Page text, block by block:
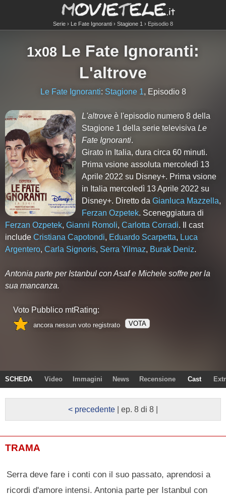
Serie Le Fate Ignoranti Stagione 1 Episodio 8
1x08 Le Fate Ignoranti:
L'altrove
Le Fate Ignoranti: Stagione 1, Episodio 8
L'altrove è l'episodio numero8 della
Stagione 1 della serie televisivaLe
Fate Ignoranti.
Girato in Italia, dura circa 60 minuti.
Prima vsione assoluta mercoledì 13
Aprile 2022 su Disney+. Prima vsione
in Italia mercoledì 13 Aprile 2022 su
Disney+. Diretto daGianluca Mazzella,
Ferzan Ozpetek. Sceneggiatura di
Ferzan Ozpetek, Gianni Romoli, Carlotta Corradi. Il cast
include Cristiana Capotondi, Eduardo Scarpetta, Luca
Argentero, Carla Signoris, Serra Yilmaz, Burak Deniz.
Antonia parte per Istanbul con Asaf e Michele soffre per la
sua mancanza.
Voto Pubblico mtRating:
ancora nessun voto registrato VOTA
SCHEDA Video Immagini News Recensione Cast
< precedente | ep. 8 di 8 |
TRAMA
Serra deve fare i conti con il suo passato, aprendosi a
ricordi d'amore intensi. Antonia parte per Istanbul con